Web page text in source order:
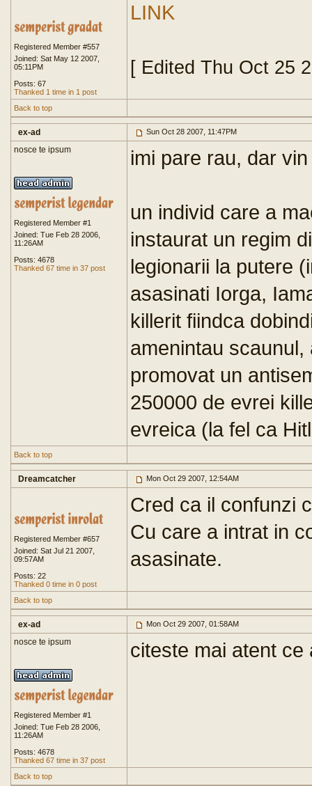
Registered Member #557
Joined: Sat May 12 2007,
05:11PM
Posts: 67
Thanked 1 time in 1 post
LINK
[ Edited Thu Oct 25
Back to top
ex-ad Sun Oct 28 2007, 11:47PM
nosce te ipsum
Registered Member #1
Joined: Tue Feb 28 2006,
11:26AM
Posts: 4678
Thanked 67 time in 37 post
imi pare rau, dar
un individ care a
instaurat un regim
legionarii la putere
asasinati Iorga,
killerit fiindca
amenintau
promovat un
250000 de evrei
evreica (la fel ca
Back to top
Dreamcatcher Mon Oct 29 2007, 12:54AM
Registered Member #657
Joined: Sat Jul 21 2007,
09:57AM
Posts: 22
Thanked 0 time in 0 post
Cred ca il confunzi
Cu care a intrat in
asasinate.
Back to top
ex-ad Mon Oct 29 2007, 01:58AM
nosce te ipsum
Registered Member #1
Joined: Tue Feb 28 2006,
11:26AM
Posts: 4678
Thanked 67 time in 37 post
citeste mai atent ce
Back to top